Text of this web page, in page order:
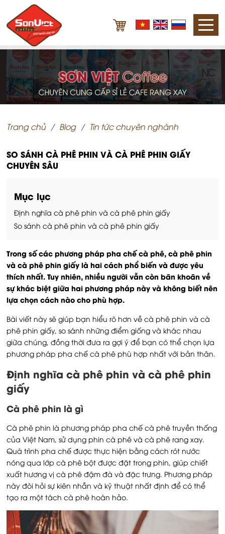
Trang chủ Blog Tin tức chuyên nghành
SO SÁNH CÀ PHÊ PHIN VÀ CÀ PHÊ PHIN GIẤY
CHUYÊN SÂU
Mục lục
Định nghĩa cà phê phin và cà phê phin giấy
So sánh cà phê phin và cà phê phin giấy
Trong số các phương pháp pha chế cà phê, cà phê phin
và cà phê phin giấy là hai cách phổ biến và được yêu
thích nhất. Tuy nhiên, nhiều người vẫn còn băn khoăn về
sự khác biệt giữa hai phương pháp này và không biết nên
lựa chọn cách nào cho phù hợp.
Bài viết này sẽ giúp bạn hiểu rõ hơn về cà phê phin và cà
phê phin giấy, so sánh những điểm giống và khác nhau
giữa chúng, đồng thời đưa ra gợi ý để bạn có thể chọn lựa
phương pháp pha chế cà phê phù hợp nhất với bản thân.
Định nghĩa cà phê phin và cà phê phin
giấy
Cà phê phin là gì
Cà phê phin là phương pháp pha chế cà phê truyền thống
của Việt Nam, sử dụng phin cà phê và cà phê rang xay.
Quá trình pha chế được thực hiện bằng cách rót nước
nóng qua lớp cà phê bột được đặt trong phin, giúp chiết
xuất hương vị cà phê đậm đà và đặc trưng. Phương pháp
này đòi hỏi sự kiên nhẫn và kỹ thuật nhất định để có thể
tạo ra một tách cà phê hoàn hảo.